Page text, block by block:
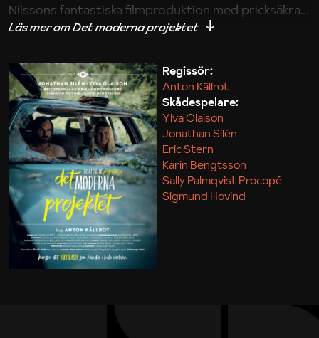
Nilssons fantastiska filmproduktion med pricksäkra
iakttagelser om hur svårt det kan vara att omsätta
Maja Kekonius
Regissör:
Anton Källrot
Skådespelare:
Ylva Olaison
Jonathan Silén
Eric Stern
Karin Bengtsson
Sally Palmqvist Procopé
Sigmund Hovind